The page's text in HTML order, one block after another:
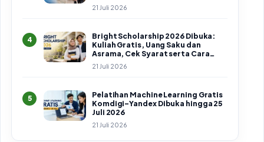
21 Juli 2026
4
Bright Scholarship 2026 Dibuka:
Kuliah Gratis, Uang Saku dan
Asrama, Cek Syarat serta Cara
Daftar
21 Juli 2026
5
Pelatihan Machine Learning Gratis
Komdigi–Yandex Dibuka hingga 25
Juli 2026
21 Juli 2026